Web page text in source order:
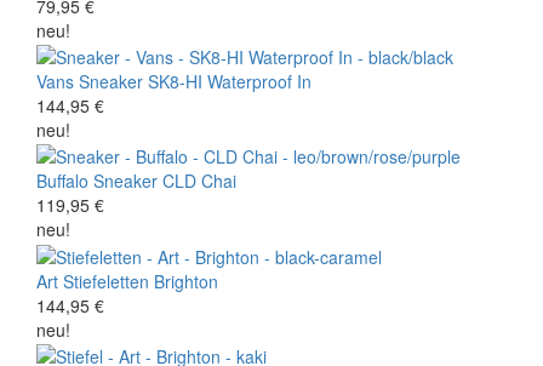
79,95 €
neu!
Vans Sneaker SK8-HI Waterproof In
144,95 €
neu!
Buffalo Sneaker CLD Chai
119,95 €
neu!
Art Stiefeletten Brighton
144,95 €
neu!